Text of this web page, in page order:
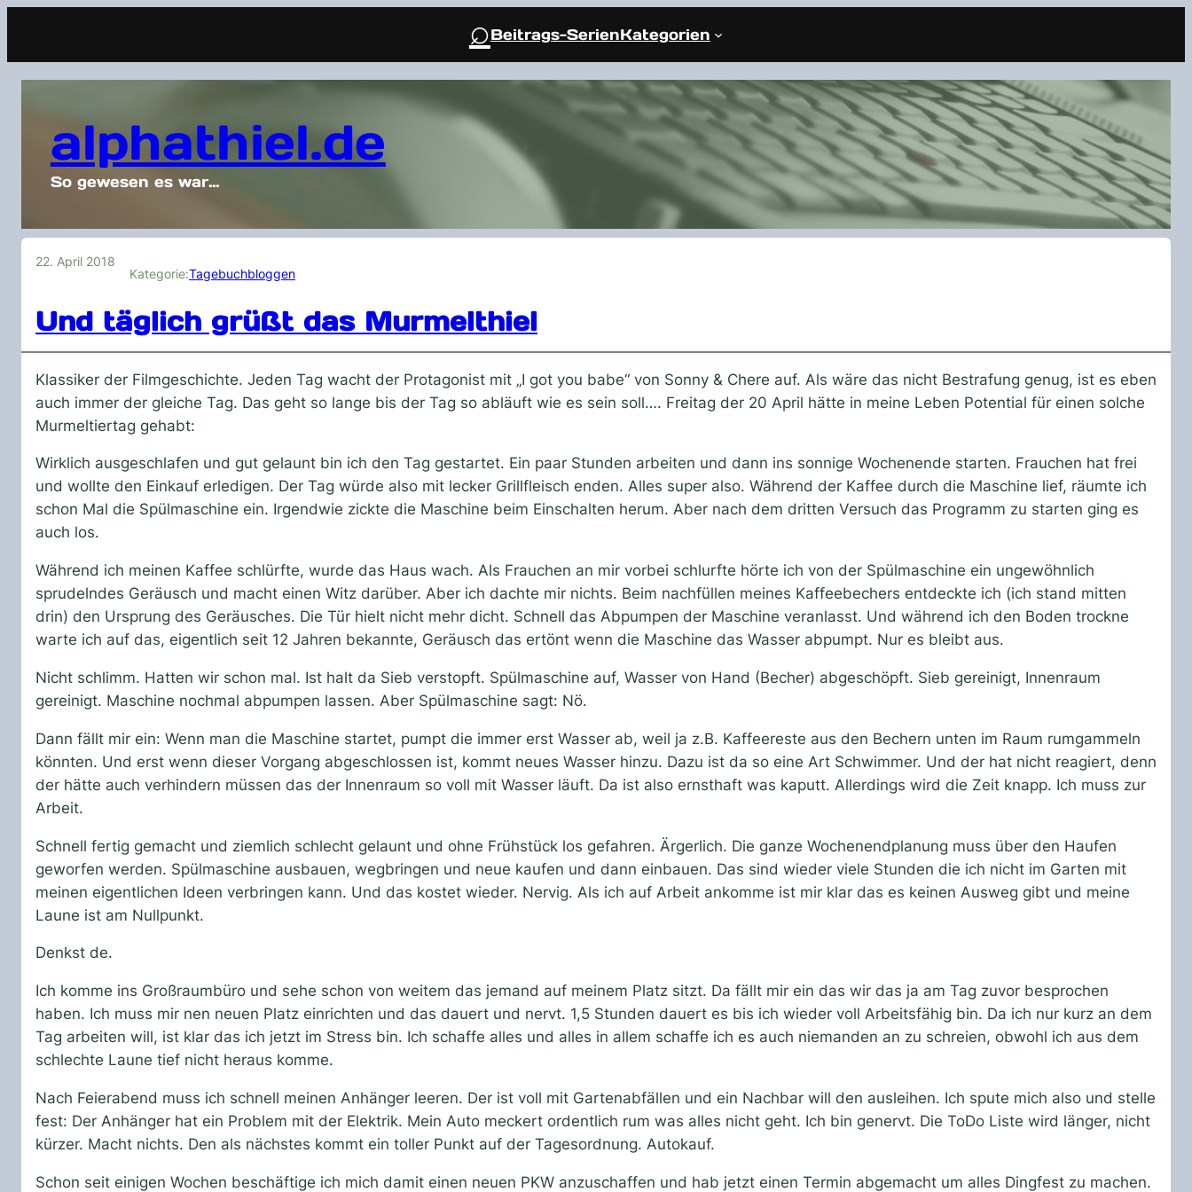
⌕Beitrags-SerienKategorien
alphathiel.de
So gewesen es war…
22. April 2018
Kategorie:Tagebuchbloggen
Und täglich grüßt das Murmelthiel
Klassiker der Filmgeschichte. Jeden Tag wacht der Protagonist mit „I got you babe“ von Sonny & Chere auf. Als wäre das nicht Bestrafung genug, ist es eben
auch immer der gleiche Tag. Das geht so lange bis der Tag so abläuft wie es sein soll…. Freitag der 20 April hätte in meine Leben Potential für einen solche
Murmeltiertag gehabt:
Wirklich ausgeschlafen und gut gelaunt bin ich den Tag gestartet. Ein paar Stunden arbeiten und dann ins sonnige Wochenende starten. Frauchen hat frei
und wollte den Einkauf erledigen. Der Tag würde also mit lecker Grillfleisch enden. Alles super also. Während der Kaffee durch die Maschine lief, räumte ich
schon Mal die Spülmaschine ein. Irgendwie zickte die Maschine beim Einschalten herum. Aber nach dem dritten Versuch das Programm zu starten ging es
auch los.
Während ich meinen Kaffee schlürfte, wurde das Haus wach. Als Frauchen an mir vorbei schlurfte hörte ich von der Spülmaschine ein ungewöhnlich
sprudelndes Geräusch und macht einen Witz darüber. Aber ich dachte mir nichts. Beim nachfüllen meines Kaffeebechers entdeckte ich (ich stand mitten
drin) den Ursprung des Geräusches. Die Tür hielt nicht mehr dicht. Schnell das Abpumpen der Maschine veranlasst. Und während ich den Boden trockne
warte ich auf das, eigentlich seit 12 Jahren bekannte, Geräusch das ertönt wenn die Maschine das Wasser abpumpt. Nur es bleibt aus.
Nicht schlimm. Hatten wir schon mal. Ist halt da Sieb verstopft. Spülmaschine auf, Wasser von Hand (Becher) abgeschöpft. Sieb gereinigt, Innenraum
gereinigt. Maschine nochmal abpumpen lassen. Aber Spülmaschine sagt: Nö.
Dann fällt mir ein: Wenn man die Maschine startet, pumpt die immer erst Wasser ab, weil ja z.B. Kaffeereste aus den Bechern unten im Raum rumgammeln
könnten. Und erst wenn dieser Vorgang abgeschlossen ist, kommt neues Wasser hinzu. Dazu ist da so eine Art Schwimmer. Und der hat nicht reagiert, denn
der hätte auch verhindern müssen das der Innenraum so voll mit Wasser läuft. Da ist also ernsthaft was kaputt. Allerdings wird die Zeit knapp. Ich muss zur
Arbeit.
Schnell fertig gemacht und ziemlich schlecht gelaunt und ohne Frühstück los gefahren. Ärgerlich. Die ganze Wochenendplanung muss über den Haufen
geworfen werden. Spülmaschine ausbauen, wegbringen und neue kaufen und dann einbauen. Das sind wieder viele Stunden die ich nicht im Garten mit
meinen eigentlichen Ideen verbringen kann. Und das kostet wieder. Nervig. Als ich auf Arbeit ankomme ist mir klar das es keinen Ausweg gibt und meine
Laune ist am Nullpunkt.
Denkst de.
Ich komme ins Großraumbüro und sehe schon von weitem das jemand auf meinem Platz sitzt. Da fällt mir ein das wir das ja am Tag zuvor besprochen
haben. Ich muss mir nen neuen Platz einrichten und das dauert und nervt. 1,5 Stunden dauert es bis ich wieder voll Arbeitsfähig bin. Da ich nur kurz an dem
Tag arbeiten will, ist klar das ich jetzt im Stress bin. Ich schaffe alles und alles in allem schaffe ich es auch niemanden an zu schreien, obwohl ich aus dem
schlechte Laune tief nicht heraus komme.
Nach Feierabend muss ich schnell meinen Anhänger leeren. Der ist voll mit Gartenabfällen und ein Nachbar will den ausleihen. Ich spute mich also und stelle
fest: Der Anhänger hat ein Problem mit der Elektrik. Mein Auto meckert ordentlich rum was alles nicht geht. Ich bin genervt. Die ToDo Liste wird länger, nicht
kürzer. Macht nichts. Den als nächstes kommt ein toller Punkt auf der Tagesordnung. Autokauf.
Schon seit einigen Wochen beschäftige ich mich damit einen neuen PKW anzuschaffen und hab jetzt einen Termin abgemacht um alles Dingfest zu machen.